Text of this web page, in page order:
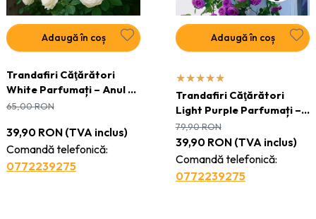
Adaugă în coș
Trandafiri Căţărători
White Parfumați – Anul 3
- Ghiveci 2L
39,90 RON(TVA inclus)
Comandă telefonică:
0772239275
65,00RON
Adaugă în coș
Trandafiri Căţărători
Light Purple Parfumați –
Anul 3 - Ghiveci 2L
39,90 RON(TVA inclus)
Comandă telefonică:
0772239275
79,90RON